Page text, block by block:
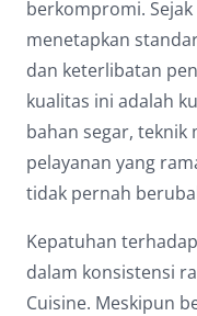
berkompromi.
menetapkan
dan keterlibatan
kualitas ini adalah
bahan segar, teknik
pelayanan yang
tidak pernah
Kepatuhan
dalam konsistensi
Cuisine. Meskipun